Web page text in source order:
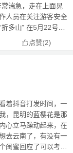
湍急，走在上面晃
人员在关注游客安全
多山” 在5月22号，
通管制，我们在折
间，南方的人士
点赞(2)
着抖音打发时间，一
，昆明的蓝樱花是那
心立马躁动起来，在
去云南了，有没有一
闺蜜回应了可以考